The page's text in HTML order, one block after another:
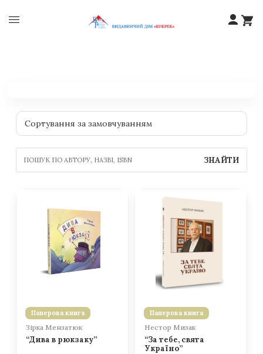
ЗНАЙТИ
Паперова книга
Зірка Мензатюк
“Дива в рюкзаку”
Паперова книга
Нестор Мизак
“За тебе, свята
Україно”